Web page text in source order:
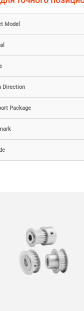
Model
Direction
Package